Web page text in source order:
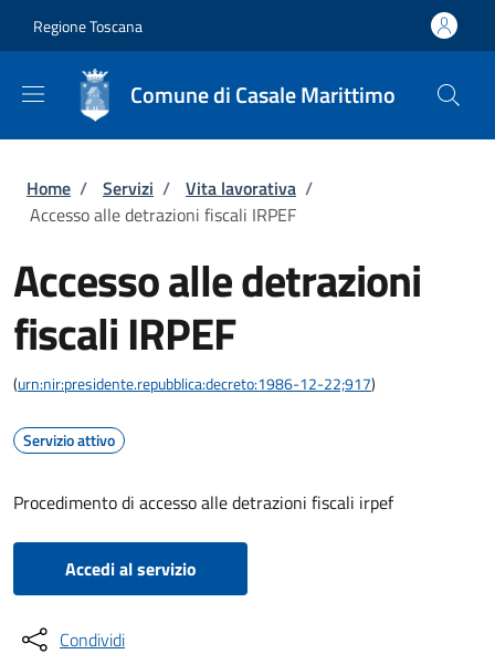
Regione Toscana
Comune di Casale Marittimo
Briciole di pane
Home / Servizi / Vita lavorativa /
Accesso alle detrazioni fiscali IRPEF
Accesso alle detrazioni
fiscali IRPEF
(urn:nir:presidente.repubblica:decreto:1986-12-22;917)
Servizio attivo
Procedimento di accesso alle detrazioni fiscali irpef
Accedi al servizio
Condividi